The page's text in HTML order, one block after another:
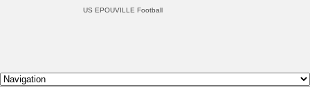
US EPOUVILLE Football